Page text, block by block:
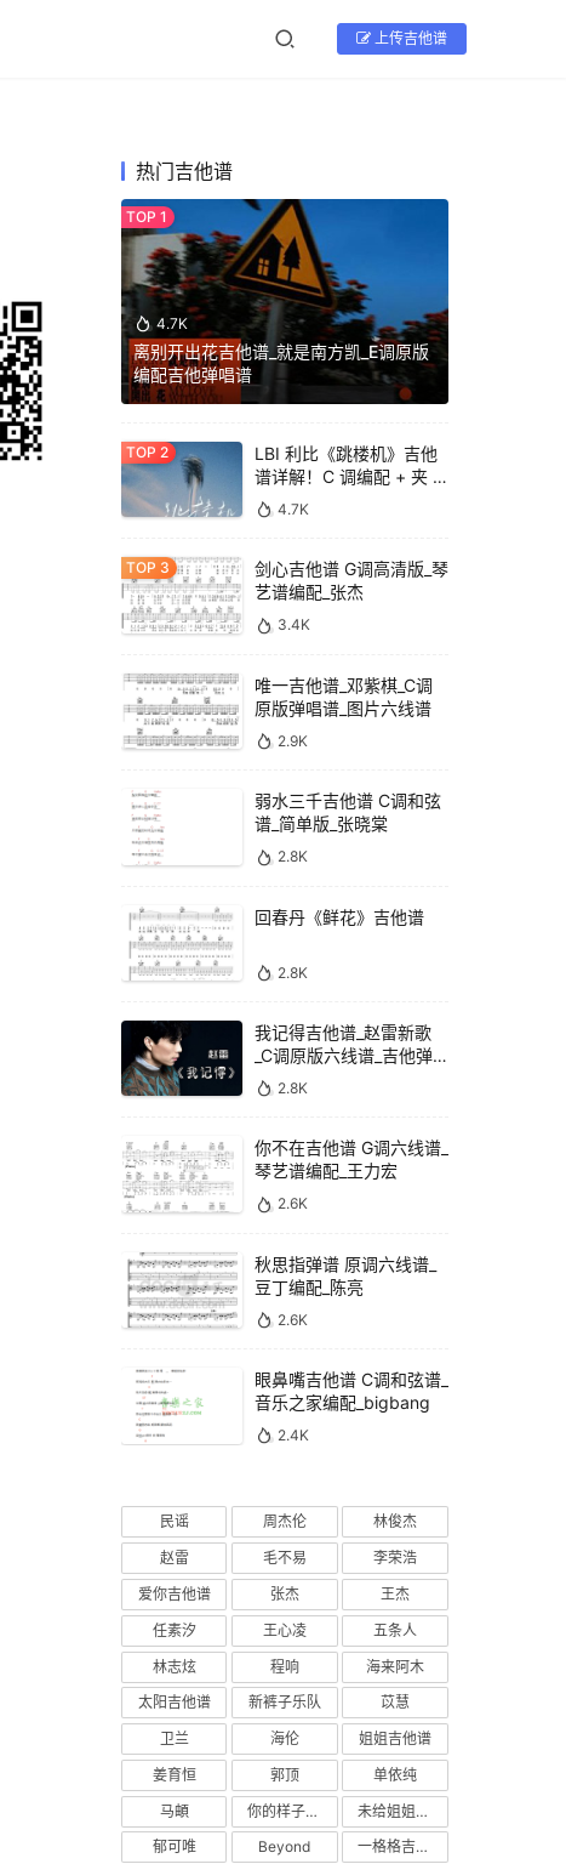
上传吉他谱
热门吉他谱
4.7K
离别开出花吉他谱_就是南方凯_E调原版
编配吉他弹唱谱
LBI 利比《跳楼机》吉他
谱详解！C 调编配 + 夹 6
品，轻松弹唱热门单曲
4.7K
剑心吉他谱 G调高清版_琴
艺谱编配_张杰
3.4K
唯一吉他谱_邓紫棋_C调
原版弹唱谱_图片六线谱
2.9K
弱水三千吉他谱 C调和弦
谱_简单版_张晓棠
2.8K
回春丹《鲜花》吉他谱
2.8K
我记得吉他谱_赵雷新歌
_C调原版六线谱_吉他弹
唱教学
2.8K
你不在吉他谱 G调六线谱_
琴艺谱编配_王力宏
2.6K
秋思指弹谱 原调六线谱_
豆丁编配_陈亮
2.6K
眼鼻嘴吉他谱 C调和弦谱_
音乐之家编配_bigbang
2.4K
民谣 周杰伦
林俊杰
赵雷
毛不易
李荣浩
爱你吉他谱
张杰
王杰
任素汐
王心凌
五条人
林志炫
程响
海来阿木
太阳吉他谱
新裤子乐队
苡慧
卫兰
海伦
姐姐吉他谱
姜育恒
郭顶
单依纯
马頔
你的样子吉他谱
未给姐姐递出的信吉他谱
郁可唯
Beyond 一格格吉他谱